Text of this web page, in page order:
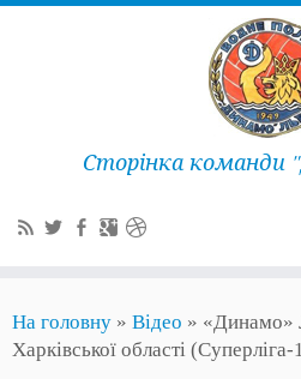
Сторінка команди
На головну » Відео » «Динамо»
Харківської області